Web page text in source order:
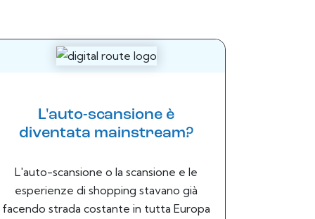
L'auto-scansione è
diventata mainstream?
L'auto-scansione o la scansione e le
esperienze di shopping stavano già
facendo strada costante in tutta Europa